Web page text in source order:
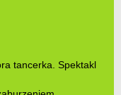
tancerka. Spektakl